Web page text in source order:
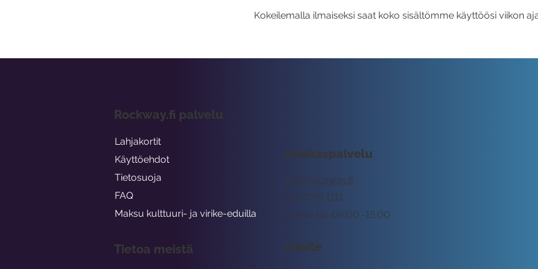
Kokeilemalla ilmaiseksi saat koko sisältömme käyttöösi viikon
Asiakaspalvelu
tuki@rockway.fi
Arkisin klo 09:00 -15:00
045 7731 1111
Osoite
Rockway.fi palvelu
Lahjakortit
Käyttöehdot
Tietosuoja
FAQ
Maksu kulttuuri- ja virike-eduilla
Tietoa meistä